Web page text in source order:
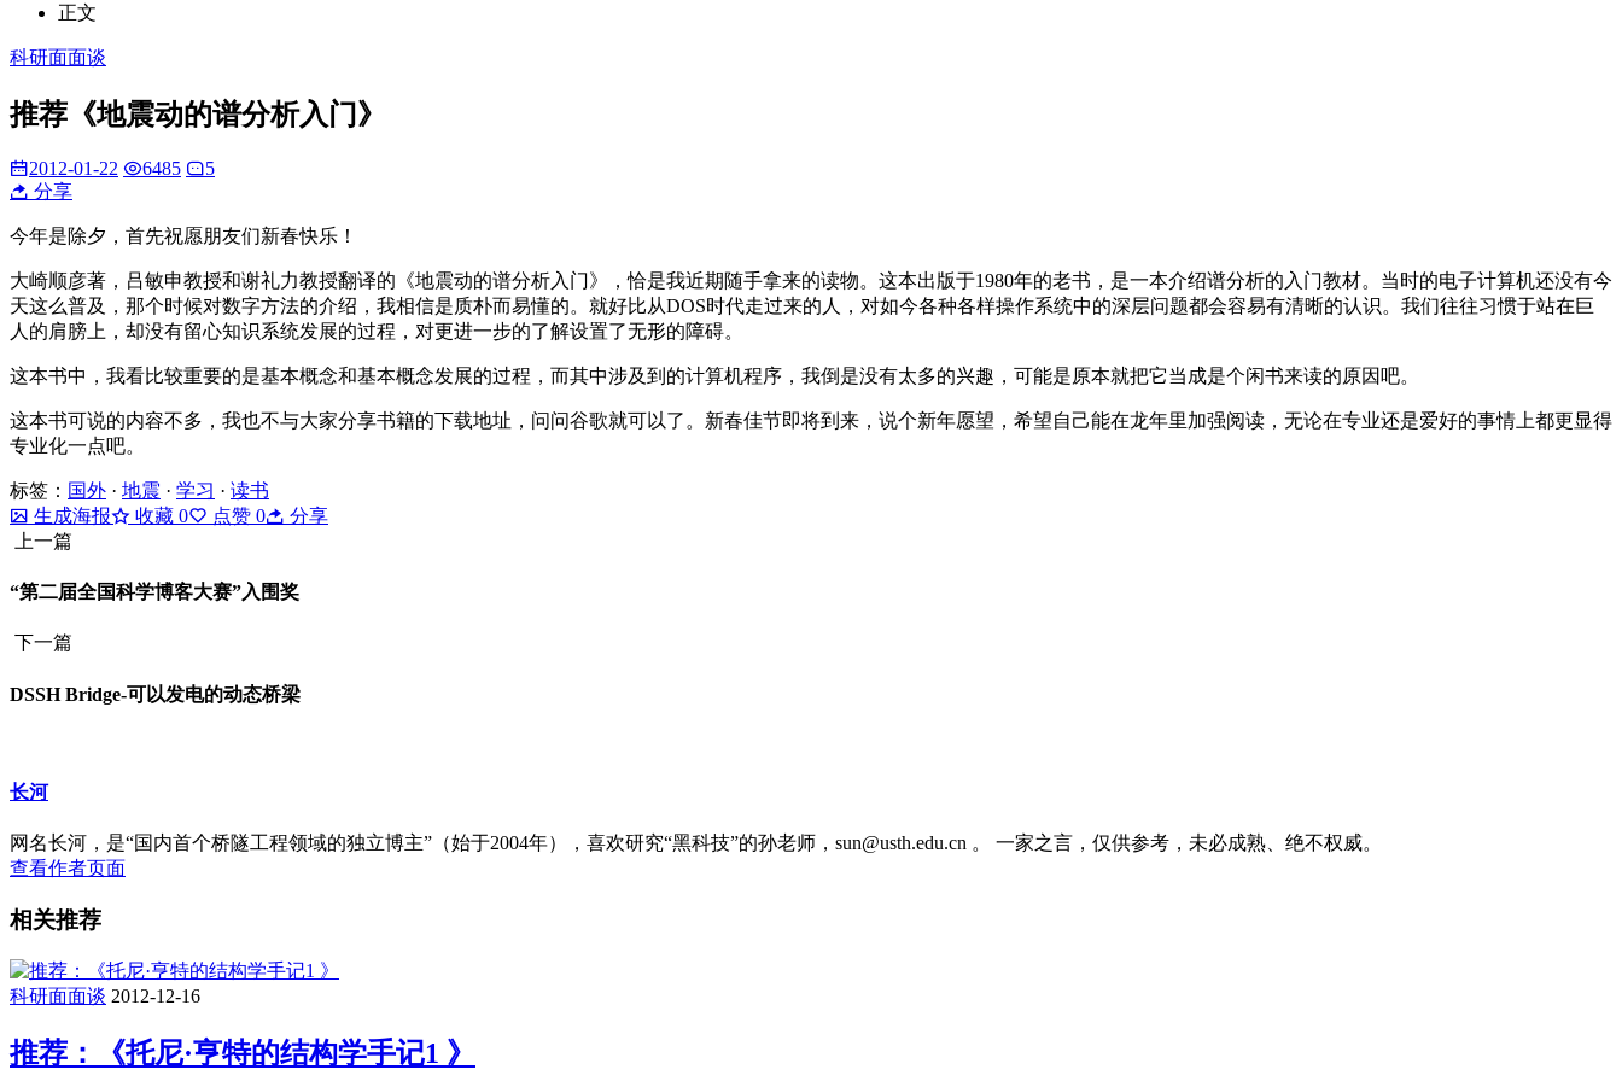
正文
科研面面谈
推荐《地震动的谱分析入门》
2012-01-22 6485
5
分享
今年是除夕，首先祝愿朋友们新春快乐！
大崎顺彦著，吕敏申教授和谢礼力教授翻译的《地震动的谱分析入门》，恰是我近期随手拿来的读物。这本出版于1980年的老书，是一本介绍谱分析的入门教材。当时的电子计算机还没有今
天这么普及，那个时候对数字方法的介绍，我相信是质朴而易懂的。就好比从DOS时代走过来的人，对如今各种各样操作系统中的深层问题都会容易有清晰的认识。我们往往习惯于站在巨
人的肩膀上，却没有留心知识系统发展的过程，对更进一步的了解设置了无形的障碍。
这本书中，我看比较重要的是基本概念和基本概念发展的过程，而其中涉及到的计算机程序，我倒是没有太多的兴趣，可能是原本就把它当成是个闲书来读的原因吧。
这本书可说的内容不多，我也不与大家分享书籍的下载地址，问问谷歌就可以了。新春佳节即将到来，说个新年愿望，希望自己能在龙年里加强阅读，无论在专业还是爱好的事情上都更显得
专业化一点吧。
标签： 国外 · 地震 · 学习 · 读书
生成海报
收藏 0 点赞 0
分享
上一篇
“第二届全国科学博客大赛”入围奖
下一篇
DSSH Bridge-可以发电的动态桥梁
长河
网名长河，是“国内首个桥隧工程领域的独立博主”（始于2004年），喜欢研究“黑科技”的孙老师，sun@usth.edu.cn 。 一家之言，仅供参考，未必成熟、绝不权威。
查看作者页面
相关推荐
科研面面谈 2012-12-16
推荐：《托尼·亨特的结构学手记1 》